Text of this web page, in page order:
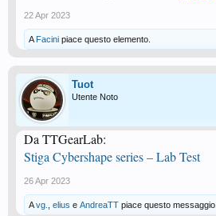
22 Apr 2023
A Facini piace questo elemento.
Tuot
Utente Noto
Da TTGearLab:
Stiga Cybershape series – Lab Test
26 Apr 2023
Avg. elius e AndreaTT piace questo messaggio.